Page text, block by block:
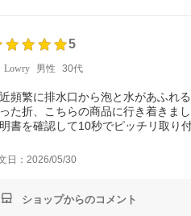
5
Lowry 男性 30代
頻繁に排水口から泡と水があふれ
た折、こちらの商品に行き着きまし
書を確認して10秒でピッチリ取り
。我が家の環境では今のところほ
した。
日：2026/05/30
ショップからのコメント